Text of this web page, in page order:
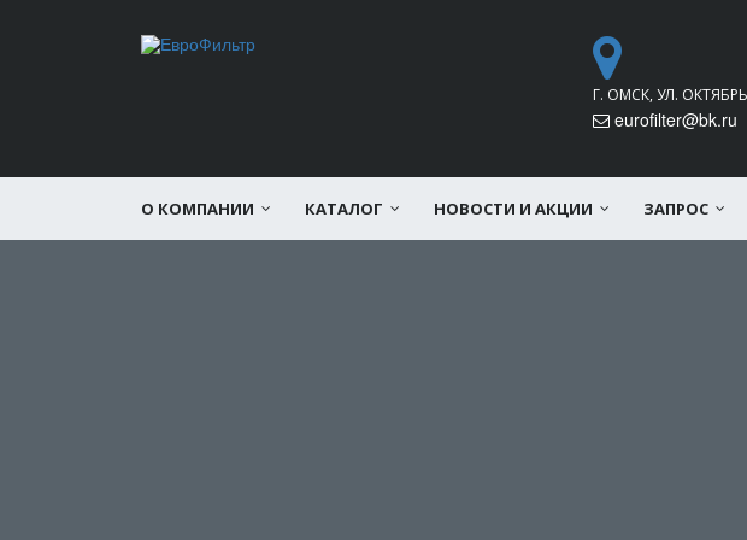
Г. ОМСК, УЛ.
eurofilter@bk.ru
О КОМПАНИИ КАТАЛОГ НОВОСТИ И АКЦИИ ЗАПРОС